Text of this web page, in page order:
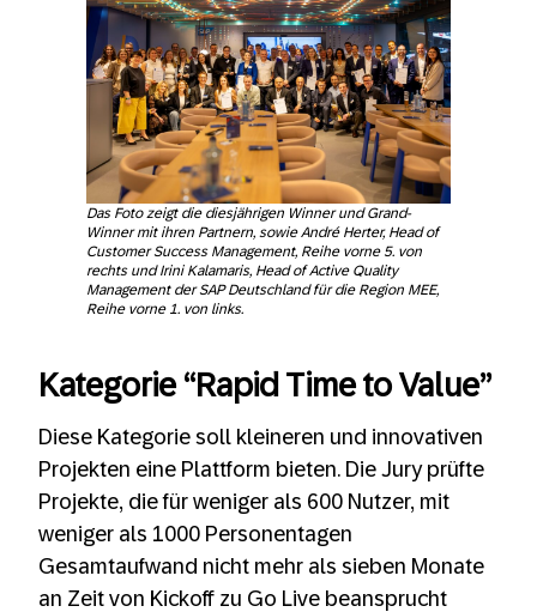
Das Foto zeigt die diesjährigen Winner und Grand-
Winner mit ihren Partnern, sowie André Herter, Head of
Customer Success Management, Reihe vorne 5. von
rechts und Irini Kalamaris, Head of Active Quality
Management der SAP Deutschland für die Region MEE,
Reihe vorne 1. von links.
Kategorie “Rapid Time to Value”
Diese Kategorie soll kleineren und innovativen
Projekten eine Plattform bieten. Die Jury prüfte
Projekte, die für weniger als 600 Nutzer, mit
weniger als 1000 Personentagen
Gesamtaufwand nicht mehr als sieben Monate
an Zeit von Kickoff zu Go Live beansprucht